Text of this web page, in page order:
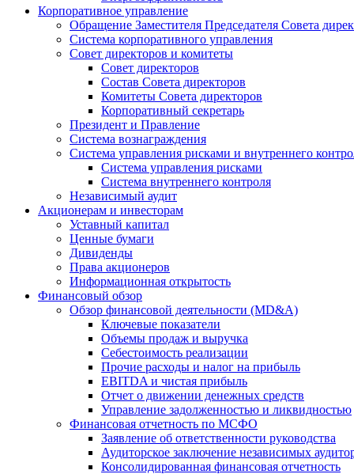
Корпоративное управление
Обращение Заместителя Председателя Совета
Система корпоративного управления
Совет директоров и комитеты
Совет директоров
Состав Совета директоров
Комитеты Совета директоров
Корпоративный секретарь
Президент и Правление
Система вознаграждения
Система управления рисками и внутреннего
Система управления рисками
Система внутреннего контроля
Независимый аудит
Акционерам и инвесторам
Уставный капитал
Ценные бумаги
Дивиденды
Права акционеров
Информационная открытость
Финансовый обзор
Обзор финансовой деятельности (MD&A)
Ключевые показатели
Объемы продаж и выручка
Себестоимость реализации
Прочие расходы и налог на прибыль
EBITDA и чистая прибыль
Отчет о движении денежных средств
Управление задолженностью и ликвидностью
Финансовая отчетность по МСФО
Заявление об ответственности руководства
Аудиторское заключение независимых
Консолидированная финансовая отчетность